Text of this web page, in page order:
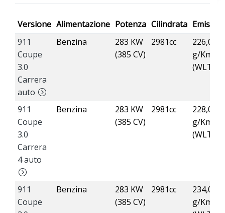
Versione Alimentazione Potenza Cilindrata
911
Coupe
3.0
Carrera
auto
Benzina
283 KW
(385 CV)
2981cc
226,00
g/Km
(WLTP)
911
Coupe
3.0
Carrera
4 auto
Benzina
283 KW
(385 CV)
2981cc
228,00
g/Km
(WLTP)
911
Coupe
Benzina
283 KW
(385 CV)
2981cc
234,00
g/Km